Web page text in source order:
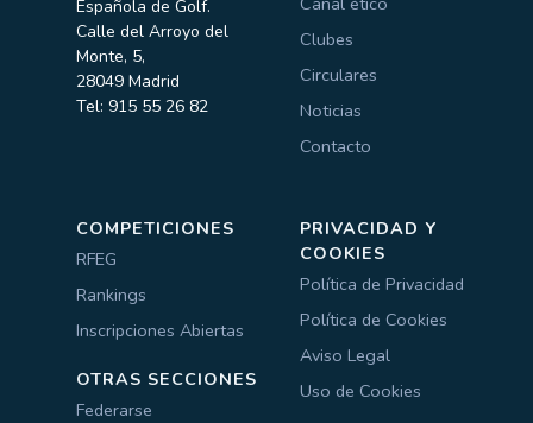
Española de Golf.
Calle del Arroyo del
Monte, 5,
28049 Madrid
Tel: 915 55 26 82
Clubes
Circulares
Noticias
Contacto
COMPETICIONES
RFEG
Rankings
Inscripciones Abiertas
OTRAS SECCIONES
Federarse
PRIVACIDAD Y
COOKIES
Política de Privacidad
Política de Cookies
Aviso Legal
Uso de Cookies